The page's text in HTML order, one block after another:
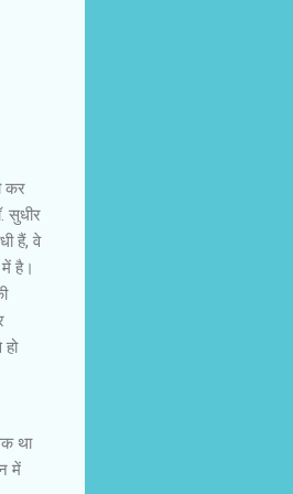
कर
सुधीर
हैं, वे
है।
था
में